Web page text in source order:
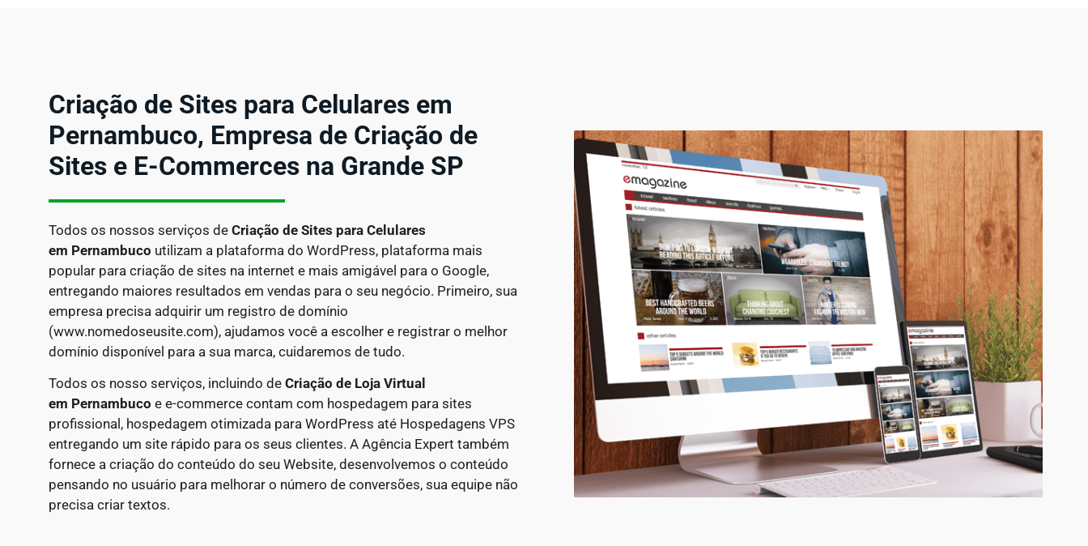
Criação de Sites para Celulares em
Pernambuco, Empresa de Criação de
Sites e E-Commerces na Grande SP
Todos os nossos serviços de Criação de Sites para Celulares
em Pernambuco utilizam a plataforma do WordPress, plataforma mais
popular para criação de sites na internet e mais amigável para o Google,
entregando maiores resultados em vendas para o seu negócio. Primeiro, sua
empresa precisa adquirir um registro de domínio
(www.nomedoseusite.com), ajudamos você a escolher e registrar o melhor
domínio disponível para a sua marca, cuidaremos de tudo.
Todos os nosso serviços, incluindo de Criação de Loja Virtual
em Pernambuco e e-commerce contam com hospedagem para sites
profissional, hospedagem otimizada para WordPress até Hospedagens VPS
entregando um site rápido para os seus clientes. A Agência Expert também
fornece a criação do conteúdo do seu Website, desenvolvemos o conteúdo
pensando no usuário para melhorar o número de conversões, sua equipe não
precisa criar textos.